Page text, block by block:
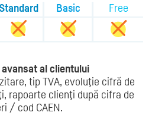
Basic Free
al clientului
tip TVA, evoluţie cifră de
rapoarte clienţi după cifra de
/ cod CAEN.